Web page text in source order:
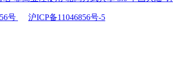
号 沪ICP备11046856号-5